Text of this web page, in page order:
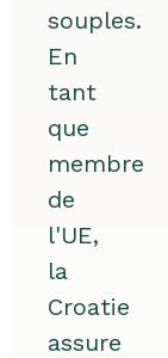
souples.
En
tant
que
membre
de
l'UE,
la
Croatie
assure